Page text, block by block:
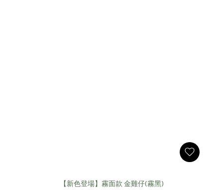
【新色登場】霧面款 金雞仔(霧黑)